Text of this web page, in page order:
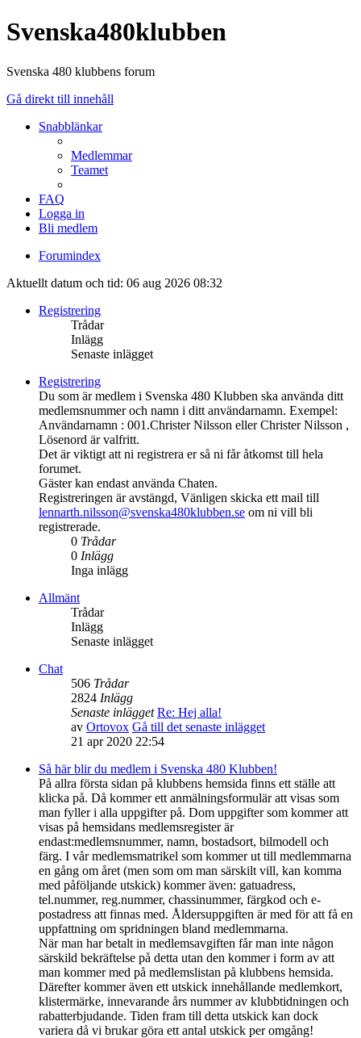
Svenska480klubben
Svenska 480 klubbens forum
Gå direkt till innehåll
Snabblänkar
Medlemmar
Teamet
FAQ
Logga in
Bli medlem
Forumindex
Aktuellt datum och tid: 06 aug 2026 08:32
Registrering
Trådar
Inlägg
Senaste inlägget
Registrering
Du som är medlem i Svenska 480 Klubben ska använda ditt
medlemsnummer och namn i ditt användarnamn. Exempel:
Användarnamn : 001.Christer Nilsson eller Christer Nilsson ,
Lösenord är valfritt.
Det är viktigt att ni registrera er så ni får åtkomst till hela
forumet.
Gäster kan endast använda Chaten.
Registreringen är avstängd, Vänligen skicka ett mail till
lennarth.nilsson@svenska480klubben.se om ni vill bli
registrerade.
0 Trådar
0 Inlägg
Inga inlägg
Allmänt
Trådar
Inlägg
Senaste inlägget
Chat
506 Trådar
2824 Inlägg
Senaste inlägget Re: Hej alla!
av Ortovox Gå till det senaste inlägget
21 apr 2020 22:54
Så här blir du medlem i Svenska 480 Klubben!
På allra första sidan på klubbens hemsida finns ett ställe att
klicka på. Då kommer ett anmälningsformulär att visas som
man fyller i alla uppgifter på. Dom uppgifter som kommer att
visas på hemsidans medlemsregister är
endast:medlemsnummer, namn, bostadsort, bilmodell och
färg. I vår medlemsmatrikel som kommer ut till medlemmarna
en gång om året (men som om man särskilt vill, kan komma
med påföljande utskick) kommer även: gatuadress,
tel.nummer, reg.nummer, chassinummer, färgkod och e-
postadress att finnas med. Åldersuppgiften är med för att få en
uppfattning om spridningen bland medlemmarna.
När man har betalt in medlemsavgiften får man inte någon
särskild bekräftelse på detta utan den kommer i form av att
man kommer med på medlemslistan på klubbens hemsida.
Därefter kommer även ett utskick innehållande medlemkort,
klistermärke, innevarande års nummer av klubbtidningen och
rabatterbjudande. Tiden fram till detta utskick kan dock
variera då vi brukar göra ett antal utskick per omgång!